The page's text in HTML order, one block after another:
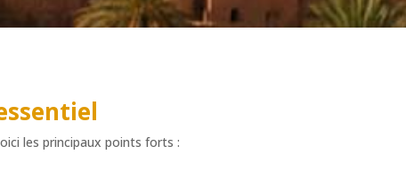
les principaux points forts :